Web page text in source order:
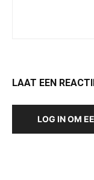
LAAT EEN
LOG IN OM